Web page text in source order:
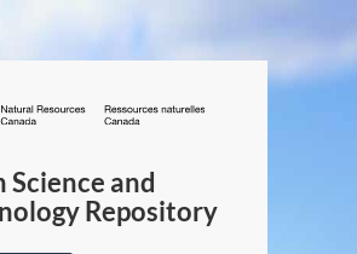
/
Canada
Science and
Repository